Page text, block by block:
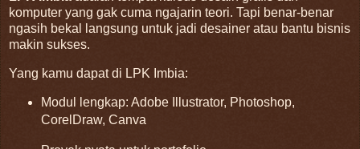
komputer yang gak cuma ngajarin teori. Tapi benar-benar
ngasih bekal langsung untuk jadi desainer atau bantu bisnis
makin sukses.
Yang kamu dapat di LPK Imbia:
Modul lengkap: Adobe Illustrator, Photoshop,
CorelDraw, Canva